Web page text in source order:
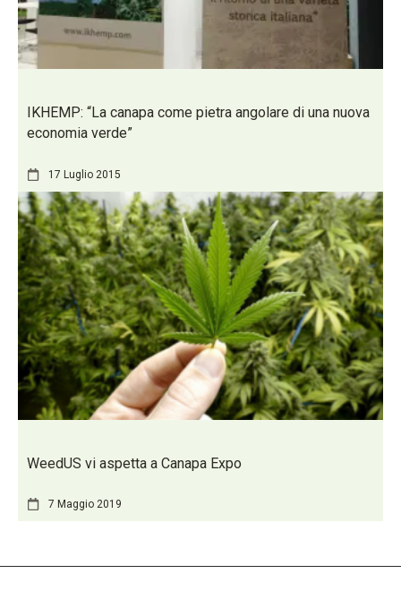
IKHEMP: “La canapa come pietra angolare di una nuova
economia verde”
17 Luglio 2015
WeedUS vi aspetta a Canapa Expo
7 Maggio 2019